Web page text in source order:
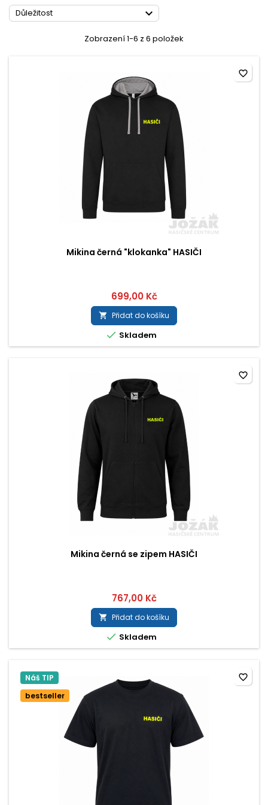
Důležitost 
Zobrazení 1-6 z 6 položek
Mikina černá "klokanka" HASIČI
699,00 Kč
 Přidat do košíku
 Skladem
favorite_border
Mikina černá se zipem HASIČI
767,00 Kč
 Přidat do košíku
 Skladem
favorite_border
Náš TIP
bestseller
favorite_border